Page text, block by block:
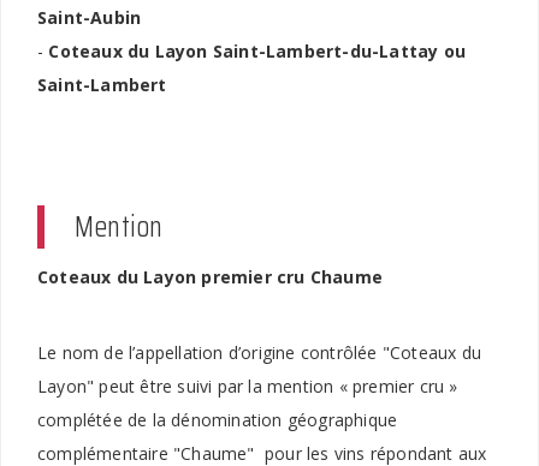
Saint-Aubin
- Coteaux du Layon Saint-Lambert-du-Lattay ou
Saint-Lambert
Mention
Coteaux du Layon premier cru Chaume
Le nom de l’appellation d’origine contrôlée "Coteaux du
Layon" peut être suivi par la mention « premier cru »
complétée de la dénomination géographique
complémentaire "Chaume" pour les vins répondant aux